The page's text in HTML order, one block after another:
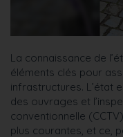
La connaissance de
éléments clés pour
infrastructures. L’état
des ouvrages et
conventionnelle
plus courantes, et ce,